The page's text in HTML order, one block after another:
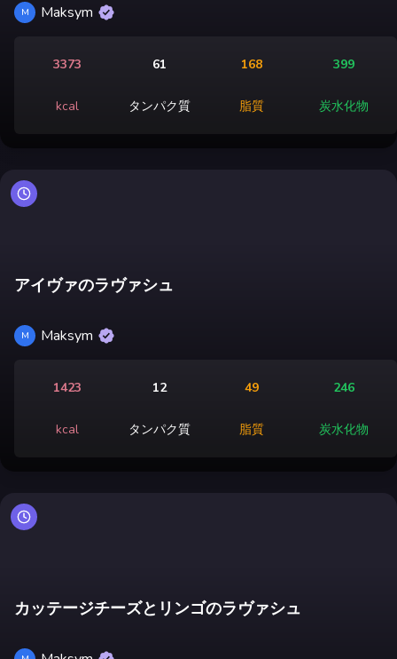
M Maksym
3373
kcal
61
タンパク質
168
脂質
399
炭水化物
アイヴァのラヴァシュ
M Maksym
1423
kcal
12
タンパク質
49
脂質
246
炭水化物
カッテージチーズとリンゴのラヴァシュ